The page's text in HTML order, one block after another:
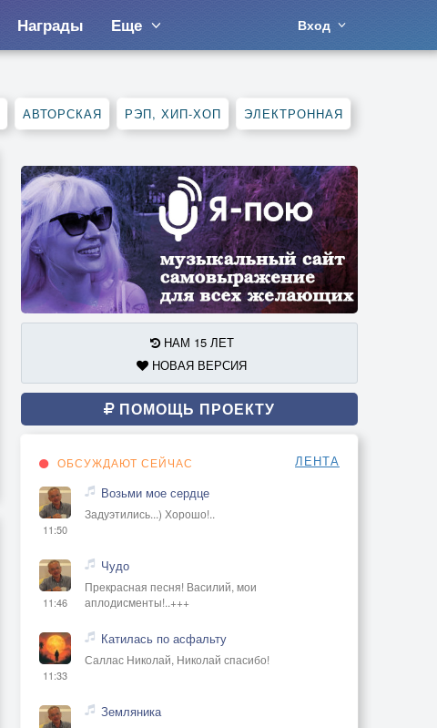
Награды Еще Вход
АВТОРСКАЯ РЭП, ХИП-ХОП ЭЛЕКТРОННАЯ
НАМ 15 ЛЕТ
НОВАЯ ВЕРСИЯ
ПОМОЩЬ ПРОЕКТУ
ОБСУЖДАЮТ СЕЙЧАС ЛЕНТА
11:50
Возьми мое сердце
Задуэтились...) Хорошо!..
11:46
Чудо
Прекрасная песня! Василий, мои
аплодисменты!..+++
11:33
Катилась по асфальту
Саллас Николай, Николай спасибо!
Земляника